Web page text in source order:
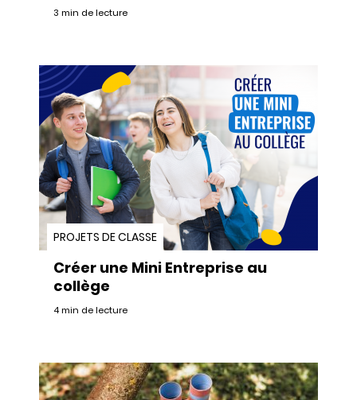
3 min de lecture
PROJETS DE CLASSE
Créer une Mini Entreprise au
collège
4 min de lecture